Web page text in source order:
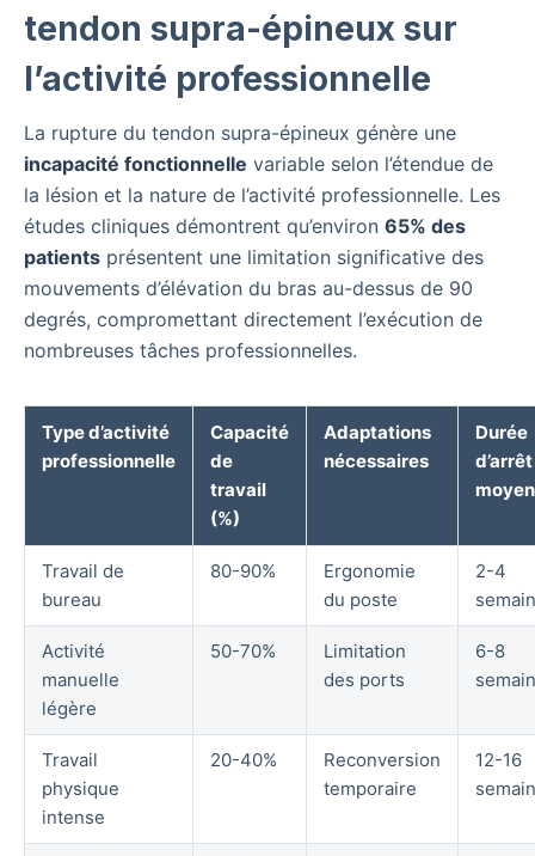
tendon supra-épineux sur
l’activité professionnelle
La rupture du tendon supra-épineux génère une
incapacité fonctionnelle variable selon l’étendue de
la lésion et la nature de l’activité professionnelle. Les
études cliniques démontrent qu’environ 65% des
patients présentent une limitation significative des
mouvements d’élévation du bras au-dessus de 90
degrés, compromettant directement l’exécution de
nombreuses tâches professionnelles.
Type d’activité
professionnelle
Capacité
de
travail
(%)
Adaptations
nécessaires
Durée
d’arrêt
Travail de
bureau
80-90%
Ergonomie
du poste
2-4
Activité
manuelle
légère
50-70%
Limitation
des ports
6-8
Travail
physique
intense
20-40%
Reconversion
temporaire
12-16